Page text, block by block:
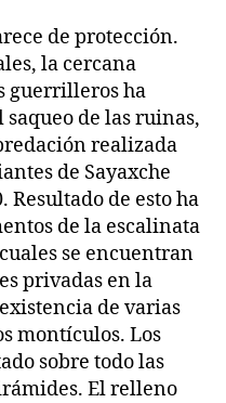
de protección.
la cercana
guerrilleros ha
de las ruinas,
realizada
de Sayaxche
Resultado de esto ha
de la escalinata
se encuentran
privadas en la
de varias
montículos. Los
sobre todo las
El relleno